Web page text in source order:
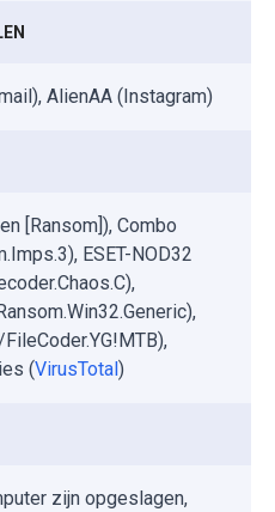
AlienAA (Instagram)
[Ransom]), Combo
ESET-NOD32
(VirusTotal )
zijn opgeslagen,